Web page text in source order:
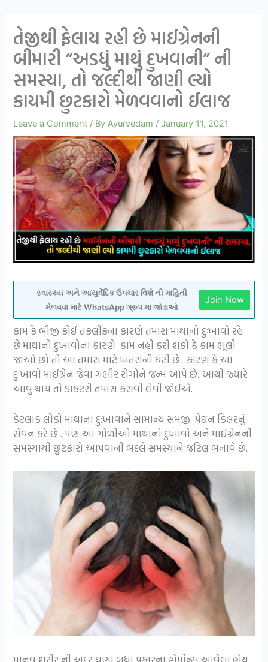
તેજીથી ફેલાય રહી છે માઈગ્રેનની
બીમારી “અડધું માથું દુખવાની” ની
સમસ્યા, તો જલ્દીથી જાણી લ્યો
કાયમી છુટકારો મેળવવાનો ઈલાજ
Leave a Comment / ByAyurvedam /January 11, 2021
સ્વાસ્થ્ય અને આયુર્વેદિક ઉપચાર વિશે ની માહિતી
મેળવવા માટે WhatsApp ગ્રુપ મા જોડાઓ
Join Now
કામ કે બીજી કોઈ તકલીફના કારણે તમારા માથાનો દુઃખાવો રહે
છે.માથાનો દુખાવોના કારણે કામ નહી કરી શકો કે કામ ભૂલી
જાઓ છો તો આ તમારા માટે ખતરાની ઘંટી છે. કારણ કે આ
દુ:ખાવો માઈગ્રેન જેવા ગંભીર રોગોને જન્મ આપે છે. આથી જ્યારે
આવું થાય તો ડાકટરી તપાસ કરાવી લેવી જોઈએ.
કેટલાક લોકો માથાના દુ:ખાવાને સામાન્ય સમજી પેઇન કિલરનું
સેવન કરે છે . પણ આ ગોળીઓ માથાનો દુખાવો અને માઈગ્રેનની
સમસ્યાથી છુટકારો આપવાની બદલે સમસ્યાને જટિલ બનાવે છે.